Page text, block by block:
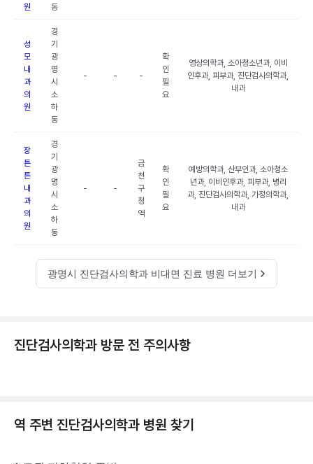
원
동
성
모
내
과
의
원
경
기
광
명
시
소
하
동
- - -
확
인
필
요
영상의학과, 소아청소년과, 이비
인후과, 피부과, 진단검사의학과,
내과
장
튼
튼
내
과
의
원
경
기
광
명
시
소
하
동
- -
금
천
구
청
역
확
인
필
요
예방의학과, 산부인과, 소아청소
년과, 이비인후과, 피부과, 병리
과, 진단검사의학과, 가정의학과,
내과
광명시 진단검사의학과 비대면 진료 병원 더보기
진단검사의학과 방문 전 주의사항
역 주변 진단검사의학과 병원 찾기